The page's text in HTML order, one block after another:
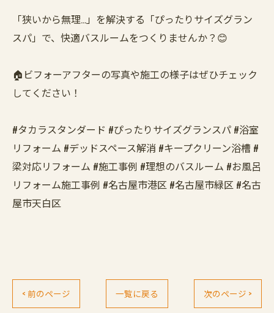
「狭いから無理…」を解決する「ぴったりサイズグラン
スパ」で、快適バスルームをつくりませんか？😊
🏠ビフォーアフターの写真や施工の様子はぜひチェック
してください！
#タカラスタンダード #ぴったりサイズグランスパ #浴室
リフォーム #デッドスペース解消 #キープクリーン浴槽 #
梁対応リフォーム #施工事例 #理想のバスルーム #お風呂
リフォーム施工事例 #名古屋市港区 #名古屋市緑区 #名古
屋市天白区
< 前のページ 一覧に戻る 次のページ >